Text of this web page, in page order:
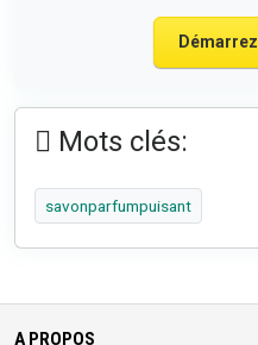
Mots clés:
savonparfumpuisant
A PROPOS